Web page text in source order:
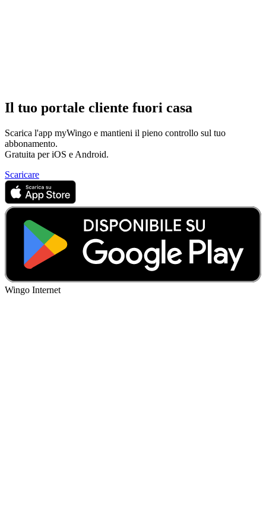
Il tuo portale cliente fuori casa
Scarica l'app myWingo e mantieni il pieno controllo sul tuo
abbonamento.
Gratuita per iOS e Android.
Scaricare
Wingo Internet